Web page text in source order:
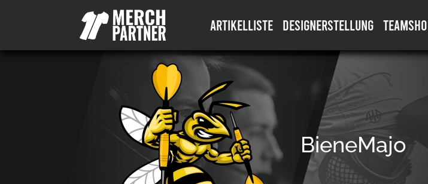
ARTIKELLISTE DESIGNERSTELLUNG
BieneMajo